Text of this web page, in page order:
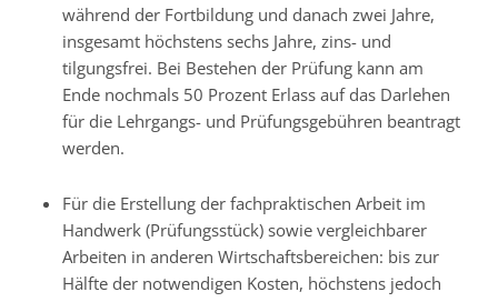
während der Fortbildung und danach zwei Jahre,
insgesamt höchstens sechs Jahre, zins- und
tilgungsfrei. Bei Bestehen der Prüfung kann am
Ende nochmals 50 Prozent Erlass auf das Darlehen
für die Lehrgangs- und Prüfungsgebühren beantragt
werden.
Für die Erstellung der fachpraktischen Arbeit im
Handwerk (Prüfungsstück) sowie vergleichbarer
Arbeiten in anderen Wirtschaftsbereichen: bis zur
Hälfte der notwendigen Kosten, höchstens jedoch